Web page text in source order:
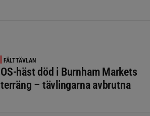
FÄLTTÄVLAN
OS-häst död i Burnham Markets
terräng – tävlingarna avbrutna